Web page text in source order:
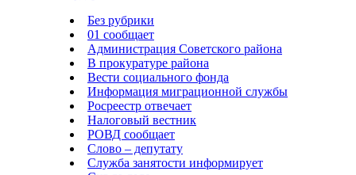
Без рубрики
01 сообщает
Администрация Советского района
В прокуратуре района
Вести социального фонда
Информация миграционной службы
Росреестр отвечает
Налоговый вестник
РОВД сообщает
Слово – депутату
Служба занятости информирует